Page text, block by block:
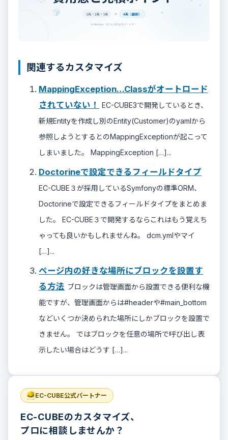
関連するカスタマイズ
MappingException…Classがオートロード
されていない！
EC-CUBE3で開発しているとき、
新規Entityを作成し別のEntity(Customer)のyamlから
参照しようとするとのMappingExceptionが起こって
しまいました。 MappingException […]...
Doctorineで設定できるフィールドタイプ
EC-CUBE３が採用しているSymfonyの標準ORM、
Doctorineで設定できるフィールドタイプをまとめま
した。 EC-CUBE３で開発するならこれはもう覚えち
ゃっても良いかもしれませんね。 dcm.ymlやマイ
[…]...
ページ内の好きな場所にブロックを設置す
る方法 ブロックは管理画面から設置できる便利な機
能ですが、管理画面からは#headerや#main_bottom
などいくつか決められた場所にしかブロックを設置で
きません。 ではブロックを任意の場所で呼び出し表
示したい場合はどうす […]...
EC-CUBE公式パートナー
EC-CUBEのカスタマイズ、
プロに相談しませんか？